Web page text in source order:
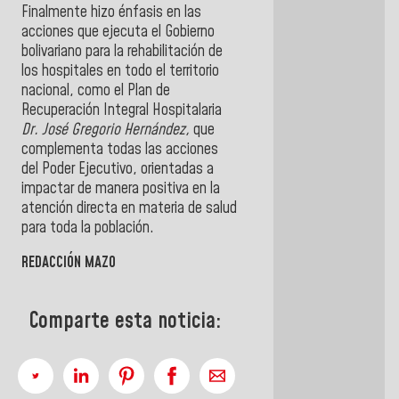
Finalmente hizo énfasis en las
acciones que ejecuta el Gobierno
bolivariano para la rehabilitación de
los hospitales en todo el territorio
nacional, como el Plan de
Recuperación Integral Hospitalaria
Dr. José Gregorio Hernández, que
complementa todas las acciones
del Poder Ejecutivo, orientadas a
impactar de manera positiva en la
atención directa en materia de salud
para toda la población.
REDACCIÓN MAZO
Comparte esta noticia: